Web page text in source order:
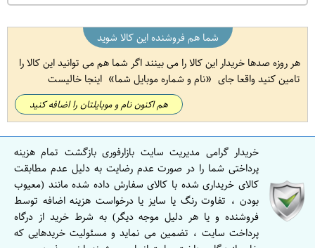
شما هم فروشنده این کالا شوید
هر روزه صدها خریدار این کالا را می بینند اگر شما هم می توانید این کالا را
تامین کنید واقعا جای
نام و شماره موبایل شما اینجا خالیست
هم اکنون نام و موبایلتان را اضافه کنید
خریدار گرامی مدیریت سایت بازارفوری بازگشت تمام هزینه
پرداختی شما را در صورت عدم رضایت به دلیل عدم مطابقت
کالای خریداری شده با کالای سفارش داده شده مانند (معیوب
بودن ، تفاوت رنگ یا سایز یا درخواست هزینه اضافه توسط
فروشنده و یا هر دلیل موجه دیگر) به شرط خرید از درگاه
پرداخت سایت ، تضمین می نماید و مسئولیت خریدهایی که